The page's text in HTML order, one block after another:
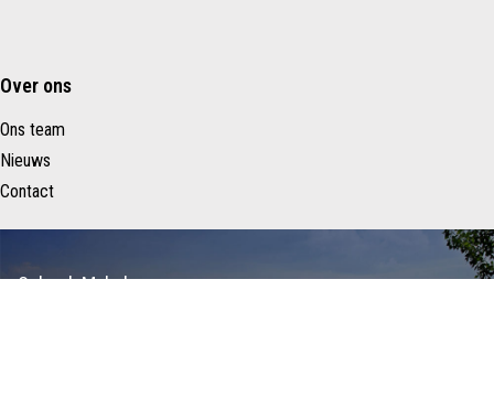
Over ons
Ons team
Nieuws
Contact
Schenk Makelaars